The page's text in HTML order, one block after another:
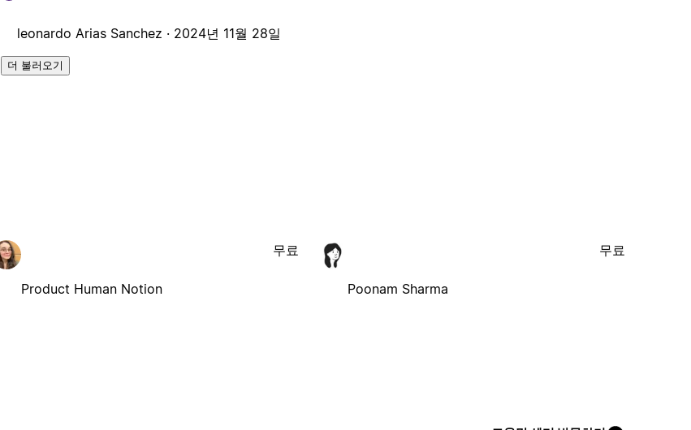
leonardo Arias Sanchez · 2024년 11월 28일
더 불러오기
Product Human Notion
무료
Poonam Sharma
무료